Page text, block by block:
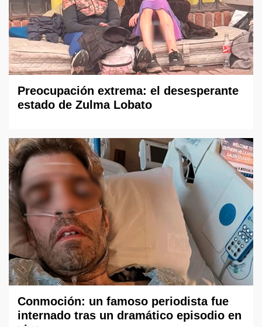
Preocupación extrema: el desesperante
estado de Zulma Lobato
Conmoción: un famoso periodista fue
internado tras un dramático episodio en